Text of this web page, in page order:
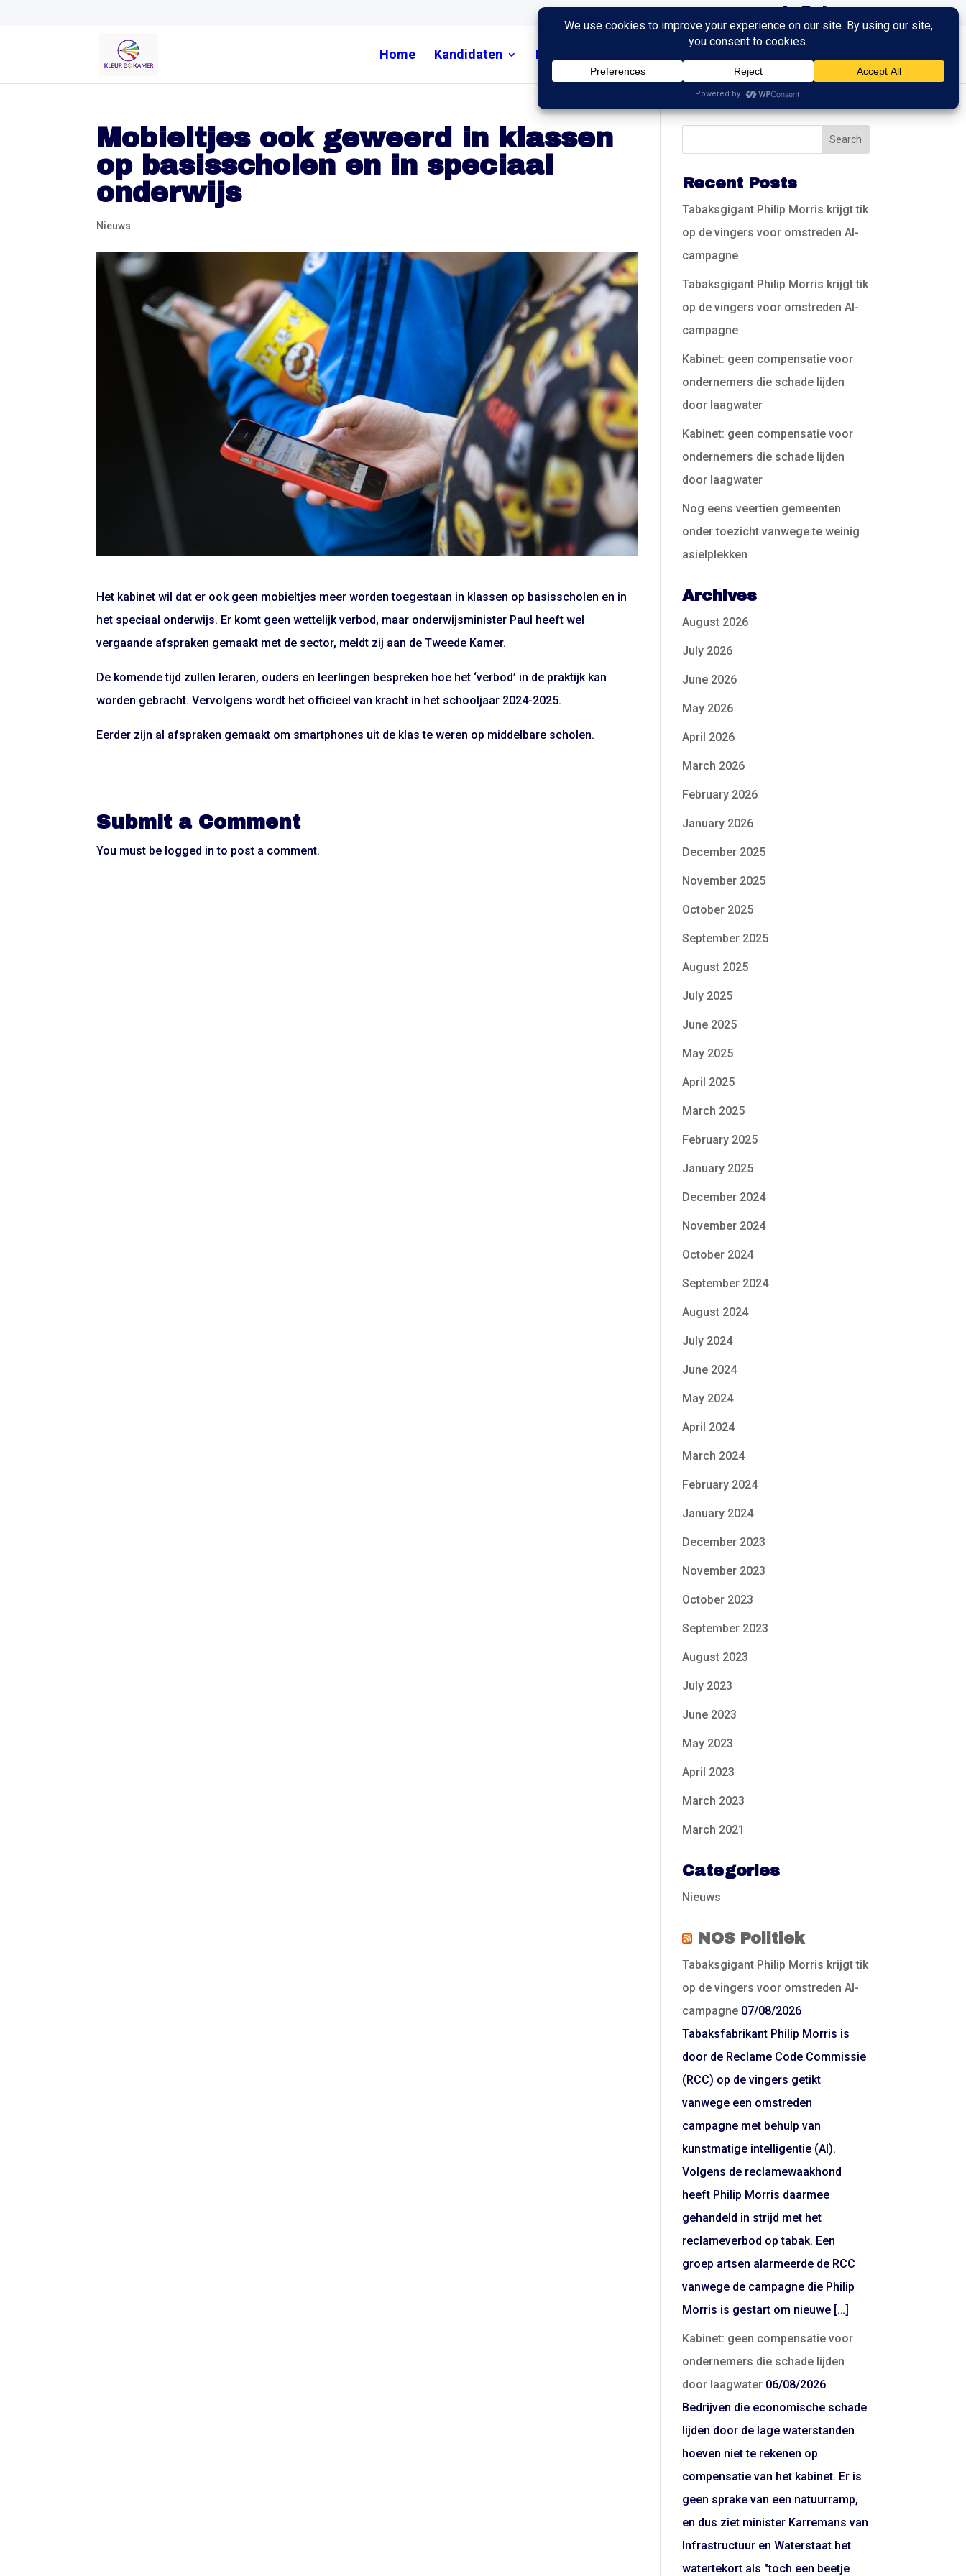
Home Kandidaten Nieuws
Mobieltjes ook geweerd in klassen
op basisscholen en in speciaal
onderwijs
Nieuws
Het kabinet wil dat er ook geen mobieltjes meer worden toegestaan in klassen op basisscholen en in
het speciaal onderwijs. Er komt geen wettelijk verbod, maar onderwijsminister Paul heeft wel
vergaande afspraken gemaakt met de sector, meldt zij aan de Tweede Kamer.
De komende tijd zullen leraren, ouders en leerlingen bespreken hoe het ‘verbod’ in de praktijk kan
worden gebracht. Vervolgens wordt het officieel van kracht in het schooljaar 2024-2025.
Eerder zijn al afspraken gemaakt om smartphones uit de klas te weren op middelbare scholen.
Submit a Comment
You must be logged in to post a comment.
Recent Posts
Tabaksgigant Philip Morris krijgt tik
op de vingers voor omstreden AI-
campagne
Tabaksgigant Philip Morris krijgt tik
op de vingers voor omstreden AI-
campagne
Kabinet: geen compensatie voor
ondernemers die schade lijden
door laagwater
Kabinet: geen compensatie voor
ondernemers die schade lijden
door laagwater
Nog eens veertien gemeenten
onder toezicht vanwege te weinig
asielplekken
Archives
August 2026
July 2026
June 2026
May 2026
April 2026
March 2026
February 2026
January 2026
December 2025
November 2025
October 2025
September 2025
August 2025
July 2025
June 2025
May 2025
April 2025
March 2025
February 2025
January 2025
December 2024
November 2024
October 2024
September 2024
August 2024
July 2024
June 2024
May 2024
April 2024
March 2024
February 2024
January 2024
December 2023
November 2023
October 2023
September 2023
August 2023
July 2023
June 2023
May 2023
April 2023
March 2023
March 2021
Categories
Nieuws
NOS Politiek
Tabaksgigant Philip Morris krijgt tik
op de vingers voor omstreden AI-
campagne 07/08/2026
Tabaksfabrikant Philip Morris is
door de Reclame Code Commissie
(RCC) op de vingers getikt
vanwege een omstreden
campagne met behulp van
kunstmatige intelligentie (AI).
Volgens de reclamewaakhond
heeft Philip Morris daarmee
gehandeld in strijd met het
reclameverbod op tabak. Een
groep artsen alarmeerde de RCC
vanwege de campagne die Philip
Morris is gestart om nieuwe […]
Kabinet: geen compensatie voor
ondernemers die schade lijden
door laagwater 06/08/2026
Bedrijven die economische schade
lijden door de lage waterstanden
hoeven niet te rekenen op
compensatie van het kabinet. Er is
geen sprake van een natuurramp,
en dus ziet minister Karremans van
Infrastructuur en Waterstaat het
watertekort als "toch een beetje